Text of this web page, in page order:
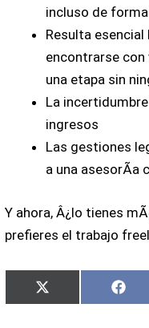
incluso de
Resulta
encontrarse
una etapa sin
La
ingresos
Las gestiones
a una asesorÃ­a
Y ahora, Â¿lo tienes
prefieres el trabajo
Compartir
en
X
(Twitter)
en